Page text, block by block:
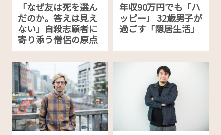
「なぜ友は死を選ん
だのか。答えは見え
ない」自殺志願者に
寄り添う僧侶の原点
年収90万円でも「ハ
ッピー」 32歳男子が
過ごす「隠居生活」